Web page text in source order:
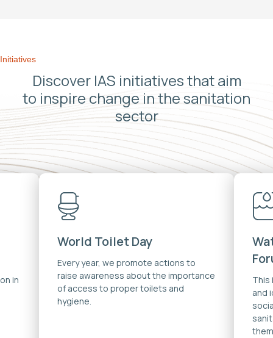
Initiatives
Discover IAS initiatives that aim
to inspire change in the sanitation
sector
in
World Toilet Day
Every year, we promote actions to
raise awareness about the importance
of access to proper toilets and
hygiene.
This
and